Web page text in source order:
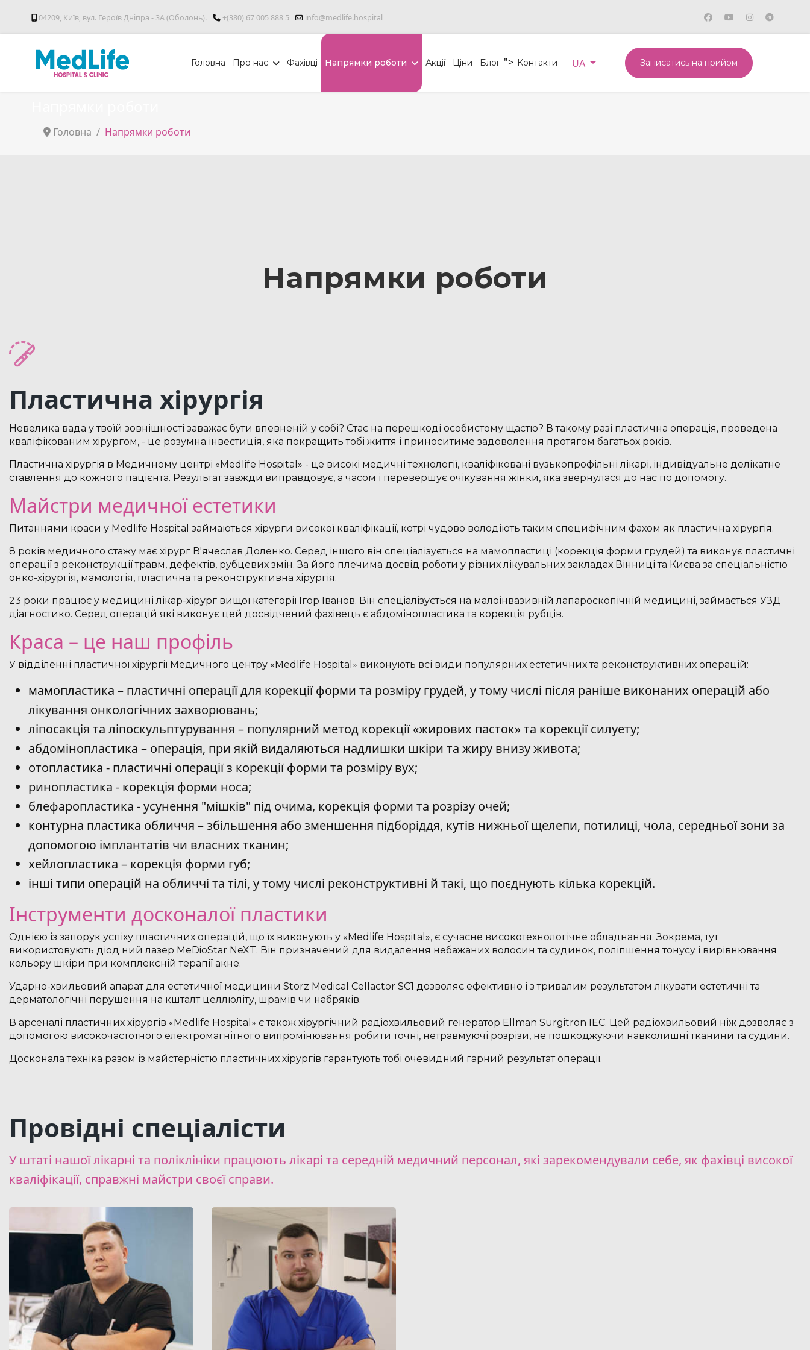
04209, Київ, вул. Героїв Дніпра - 3А (Оболонь). +(380) 67 005 888 5 info@medlife.hospital
Головна Про нас Фахівці Напрямки роботи Акції Ціни Блог "> Контакти Оберіть свою мову
UA Записатись на прийом
Головна Напрямки роботи
Напрямки роботи
Пластична хірургія
Невелика вада у твоїй зовнішності заважає бути впевненій у собі? Стає на перешкоді особистому щастю? В такому разі пластична операція, проведена
кваліфікованим хірургом, - це розумна інвестиція, яка покращить тобі життя і приноситиме задоволення протягом багатьох років.
Пластична хірургія в Медичному центрі «Medlife Hospital» - це високі медичні технології, кваліфіковані вузькопрофільні лікарі, індивідуальне делікатне
ставлення до кожного пацієнта. Результат завжди виправдовує, а часом і перевершує очікування жінки, яка звернулася до нас по допомогу.
Майстри медичної естетики
Питаннями краси у Medlife Hospital займаються хірурги високої кваліфікації, котрі чудово володіють таким специфічним фахом як пластична хірургія.
8 років медичного стажу має хірург В'ячеслав Доленко. Серед іншого він спеціалізується на мамопластиці (корекція форми грудей) та виконує пластичні
операції з реконструкції травм, дефектів, рубцевих змін. За його плечима досвід роботи у різних лікувальних закладах Вінниці та Києва за спеціальністю
онко-хірургія, мамологія, пластична та реконструктивна хірургія.
23 роки працює у медицині лікар-хірург вищої категорії Ігор Іванов. Він спеціалізується на малоінвазивній лапароскопічній медицині, займається УЗД
діагностико. Серед операцій які виконує цей досвідчений фахівець є абдомінопластика та корекція рубців.
Краса – це наш профіль
У відділенні пластичної хірургії Медичного центру «Medlife Hospital» виконують всі види популярних естетичних та реконструктивних операцій:
мамопластика – пластичні операції для корекції форми та розміру грудей, у тому числі після раніше виконаних операцій або
лікування онкологічних захворювань;
ліпосакція та ліпоскульптурування – популярний метод корекції «жирових пасток» та корекції силуету;
абдомінопластика – операція, при якій видаляються надлишки шкіри та жиру внизу живота;
отопластика - пластичні операції з корекції форми та розміру вух;
ринопластика - корекція форми носа;
блефаропластика - усунення "мішків" під очима, корекція форми та розрізу очей;
контурна пластика обличчя – збільшення або зменшення підборіддя, кутів нижньої щелепи, потилиці, чола, середньої зони за
допомогою імплантатів чи власних тканин;
хейлопластика – корекція форми губ;
інші типи операцій на обличчі та тілі, у тому числі реконструктивні й такі, що поєднують кілька корекцій.
Інструменти досконалої пластики
Однією із запорук успіху пластичних операцій, що їх виконують у «Medlife Hospital», є сучасне високотехнологічне обладнання. Зокрема, тут
використовують діод ний лазер MeDioStar NeXT. Він призначений для видалення небажаних волосин та судинок, поліпшення тонусу і вирівнювання
кольору шкіри при комплексній терапії акне.
Ударно-хвильовий апарат для естетичної медицини Storz Medical Cellactor SC1 дозволяє ефективно і з тривалим результатом лікувати естетичні та
дерматологічні порушення на кшталт целлюліту, шрамів чи набряків.
В арсеналі пластичних хірургів «Medlife Hospital» є також хірургічний радіохвильовий генератор Ellman Surgitron IEC. Цей радіохвильовий ніж дозволяє з
допомогою високочастотного електромагнітного випромінювання робити точні, нетравмуючі розрізи, не пошкоджуючи навколишні тканини та судини.
Досконала техніка разом із майстерністю пластичних хірургів гарантують тобі очевидний гарний результат операції.
Провідні спеціалісти
У штаті нашої лікарні та поліклініки працюють лікарі та середній медичний персонал, які зарекомендували себе, як фахівці високої
кваліфікації, справжні майстри своєї справи.